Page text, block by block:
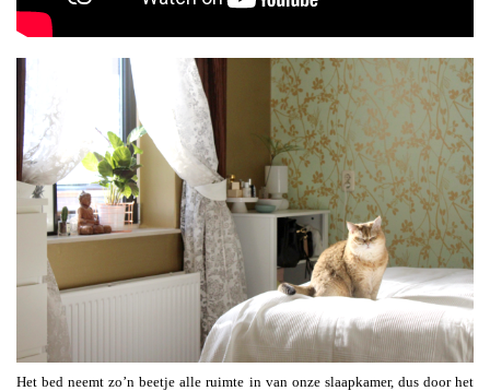
Het bed neemt zo’n beetje alle ruimte in van onze slaapkamer, dus door het